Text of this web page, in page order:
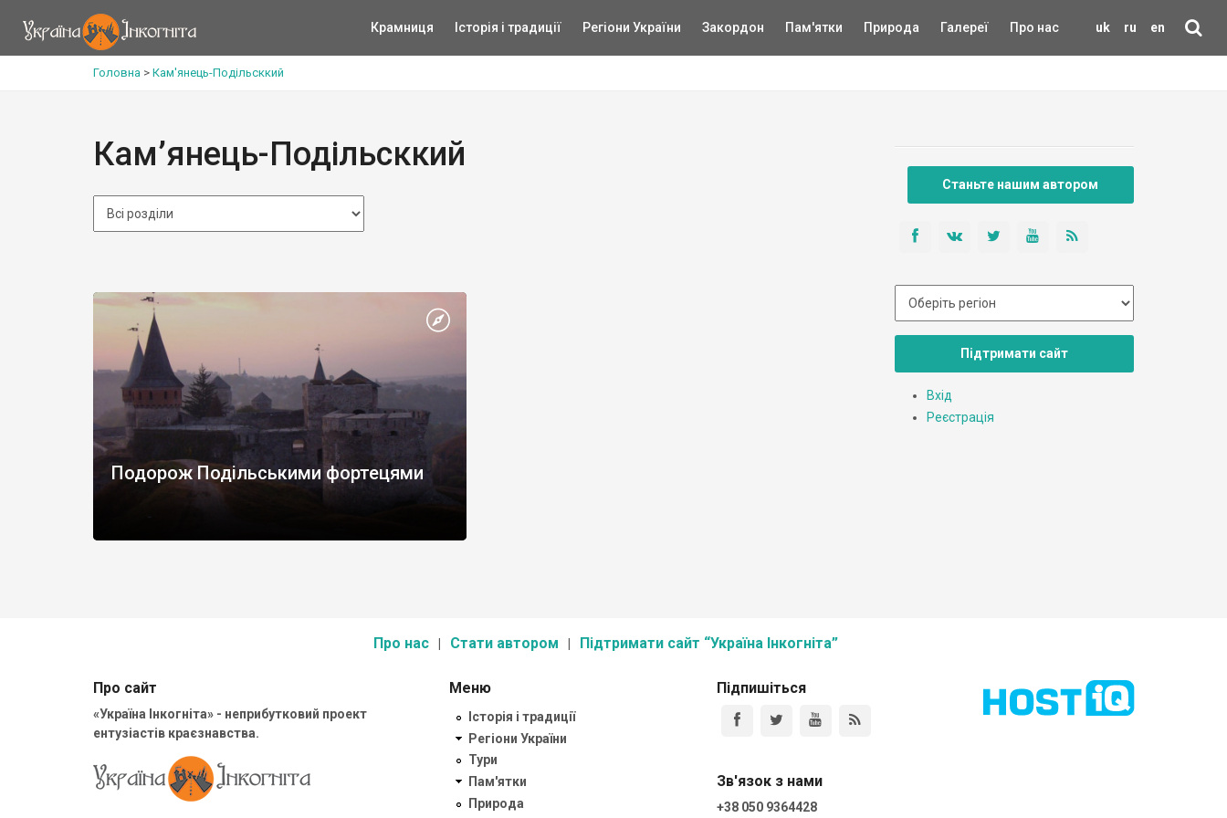
uk ru en
Крамниця Історія і традиції Регіони України Закордон Пам'ятки Природа Галереї Про нас
Головна > Кам'янець-Подільсккий
Кам’янець-Подільсккий
Подорож Подільськими фортецями
Станьте нашим автором
Підтримати сайт
Вхід
Реєстрація
Про нас Стати автором Підтримати сайт “Україна Інкогніта”
Про сайт
«Україна Інкогніта» - неприбутковий проект
ентузіастів краєзнавства.
Меню
Історія і традиції
Регіони України
Тури
Пам'ятки
Природа
Підпишіться
Зв'язок з нами
+38 050 9364428